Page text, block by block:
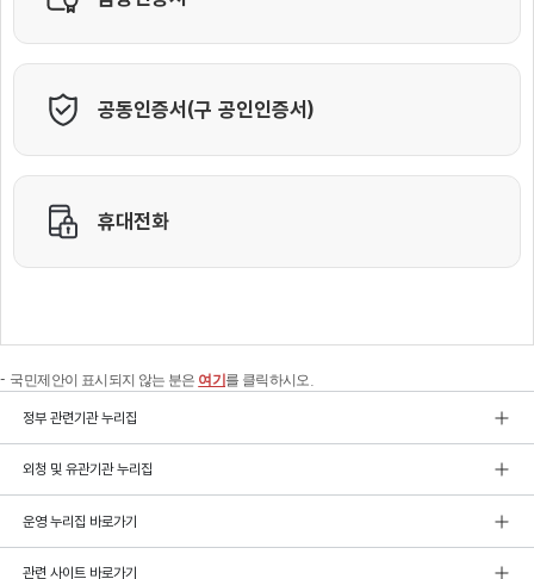
국민제안이 표시되지 않는 분은 여기 를 클릭하시오.
정부 관련기관 누리집
외청 및 유관기관 누리집
운영 누리집 바로가기
관련 사이트 바로가기